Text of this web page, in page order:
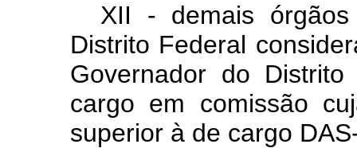
XII - demais
Distrito Federal
Governador do
cargo em comissão
superior à de cargo